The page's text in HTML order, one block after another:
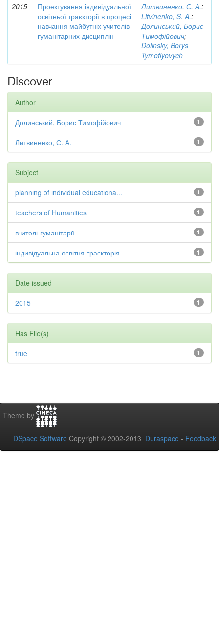
2015
Проектування індивідуальної
освітньої траєкторії в процесі
навчання майбутніх учителів
гуманітарних дисциплін
Литвиненко, С. А.;
Litvinenko, S. A.;
Долинський, Борис
Тимофійович;
Dolinsky, Borys
Tymofiyovych
Discover
Author
1
Долинський, Борис Тимофійович
1
Литвиненко, С. А.
Subject
1
planning of individual educationa...
1
teachers of Humanities
1
вчителі-гуманітарії
1
індивідуальна освітня траєкторія
Date issued
1
2015
Has File(s)
1
true
Theme by
DSpace Software Copyright © 2002-2013 Duraspace - Feedback